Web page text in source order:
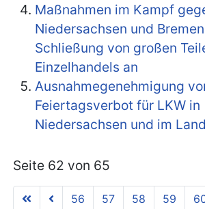
Maßnahmen im Kampf
Niedersachsen und
Schließung von großen
Einzelhandels an
Ausnahmegenehmigung
Feiertagsverbot für LKW in
Niedersachsen und im
Seite 62 von 65
56 57 58 59